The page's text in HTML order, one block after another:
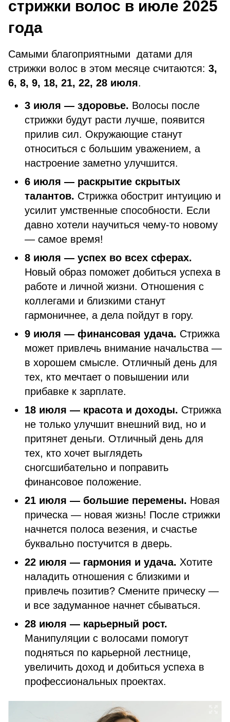
стрижки волос в июле 2025
года
Самыми благоприятными датами для
стрижки волос в этом месяце считаются: 3,
6, 8, 9, 18, 21, 22, 28 июля.
3 июля — здоровье. Волосы после
стрижки будут расти лучше, появится
прилив сил. Окружающие станут
относиться с большим уважением, а
настроение заметно улучшится.
6 июля — раскрытие скрытых
талантов. Стрижка обострит интуицию и
усилит умственные способности. Если
давно хотели научиться чему-то новому
— самое время!
8 июля — успех во всех сферах.
Новый образ поможет добиться успеха в
работе и личной жизни. Отношения с
коллегами и близкими станут
гармоничнее, а дела пойдут в гору.
9 июля — финансовая удача. Стрижка
может привлечь внимание начальства —
в хорошем смысле. Отличный день для
тех, кто мечтает о повышении или
прибавке к зарплате.
18 июля — красота и доходы. Стрижка
не только улучшит внешний вид, но и
притянет деньги. Отличный день для
тех, кто хочет выглядеть
сногсшибательно и поправить
финансовое положение.
21 июля — большие перемены. Новая
прическа — новая жизнь! После стрижки
начнется полоса везения, и счастье
буквально постучится в дверь.
22 июля — гармония и удача. Хотите
наладить отношения с близкими и
привлечь позитив? Смените прическу —
и все задуманное начнет сбываться.
28 июля — карьерный рост.
Манипуляции с волосами помогут
подняться по карьерной лестнице,
увеличить доход и добиться успеха в
профессиональных проектах.